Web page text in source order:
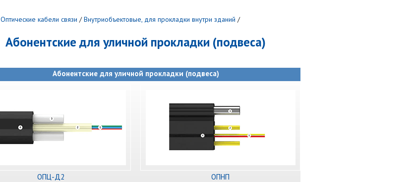
Оптические кабели связи /Внутриобъектовые, для прокладки внутри зданий /
Абонентские для уличной прокладки (подвеса)
Абонентские для уличной прокладки (подвеса)
ОПЦ-Д2 ОПНП